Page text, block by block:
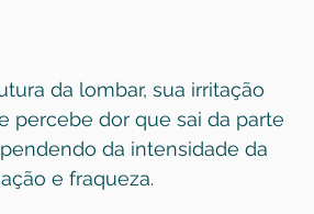
da lombar, sua irritação
percebe dor que sai da parte
da intensidade da
e fraqueza.